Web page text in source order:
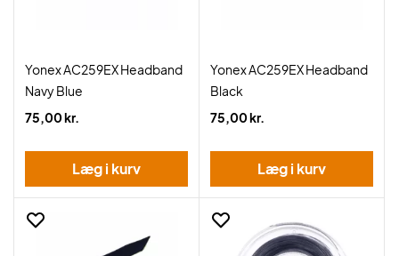
Yonex AC259EX Headband
Navy Blue
75,00 kr.
Læg i kurv
Yonex AC259EX Headband
Black
75,00 kr.
Læg i kurv